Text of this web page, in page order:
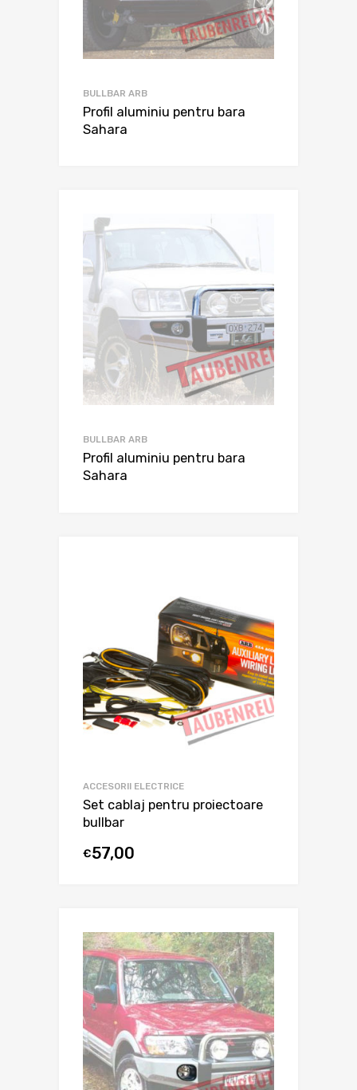
BULLBAR ARB
Profil aluminiu pentru bara
Sahara
BULLBAR ARB
Profil aluminiu pentru bara
Sahara
ACCESORII ELECTRICE
Set cablaj pentru proiectoare
bullbar
€57,00